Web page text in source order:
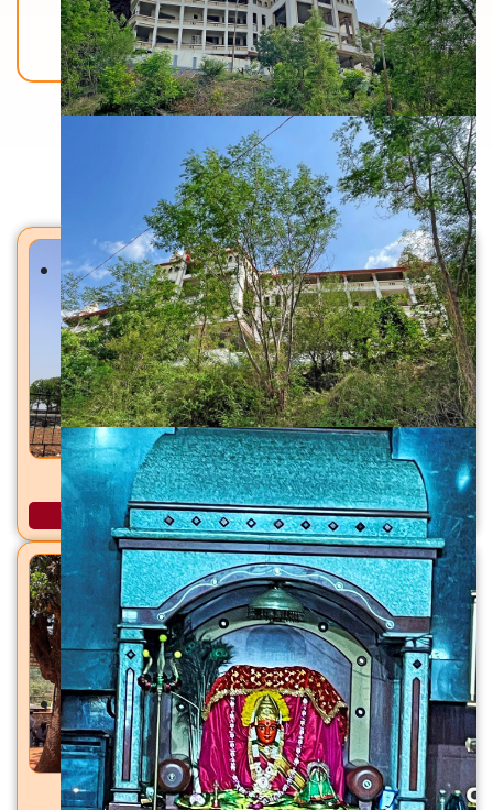
Back To Home
मंदिरे
जर्सेश्वर महादेव मंदिर सांगरूण, ता. हवेली, जि. पुणे
अधिक माहिती
शिरकाई देवी मंदिर शिरकोली, ता. वेल्हे (राजगड), जि. पुणे